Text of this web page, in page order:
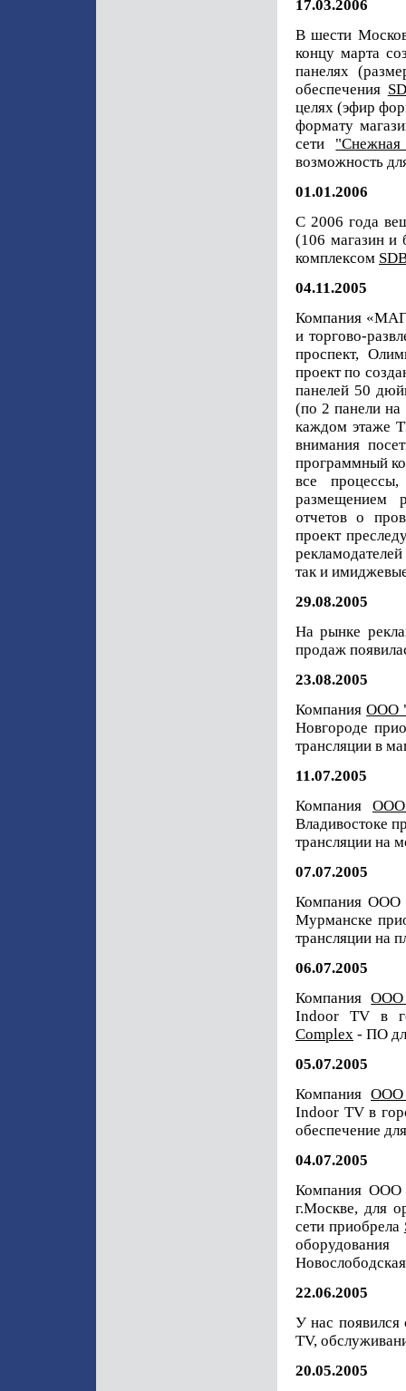
17.03.2006
В шести
концу марта
панелях
обеспечения
целях (эфир
формату
сети
возможность
01.01.2006
С 2006 года
(106 магазин и
комплексом
04.11.2005
Компания
и торгово-
проспект,
проект по
панелей 50
(по 2 панели
каждом этаже
внимания
программный
все
размещением
отчетов о
проект
так и
29.08.2005
На рынке
продаж
23.08.2005
КомпанияООО
Новгороде
трансляции в
11.07.2005
Компания
Владивостоке
трансляции на
07.07.2005
Компания ООО
Мурманске
трансляции на
06.07.2005
КомпанияООО
Indoor TV в
Complex - ПО
05.07.2005
Компания ООО
Indoor TV в
обеспечение
04.07.2005
Компания ООО
г.Москве, для
сети приобрела
22.06.2005
У нас
TV,
20.05.2005